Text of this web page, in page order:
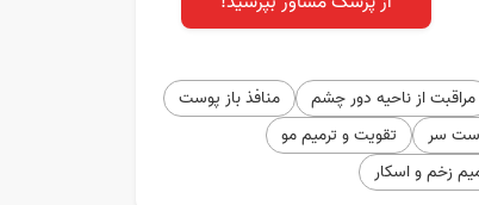
مراقبت از ناحیه دور چشم
منافذ باز پوست
سر
تقویت و ترمیم مو
زخم و اسکار